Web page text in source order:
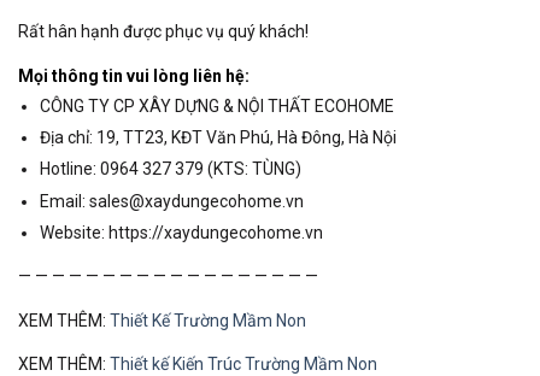
Rất hân hạnh được phục vụ quý khách!
Mọi thông tin vui lòng liên hệ:
CÔNG TY CP XÂY DỰNG & NỘI THẤT ECOHOME
Địa chỉ: 19, TT23, KĐT Văn Phú, Hà Đông, Hà Nội
Hotline: 0964 327 379 (KTS: TÙNG)
Email: sales@xaydungecohome.vn
Website: https://xaydungecohome.vn
— — — — — — — — — — — — — — — — — —
XEM THÊM: Thiết Kế Trường Mầm Non
XEM THÊM: Thiết kế Kiến Trúc Trường Mầm Non